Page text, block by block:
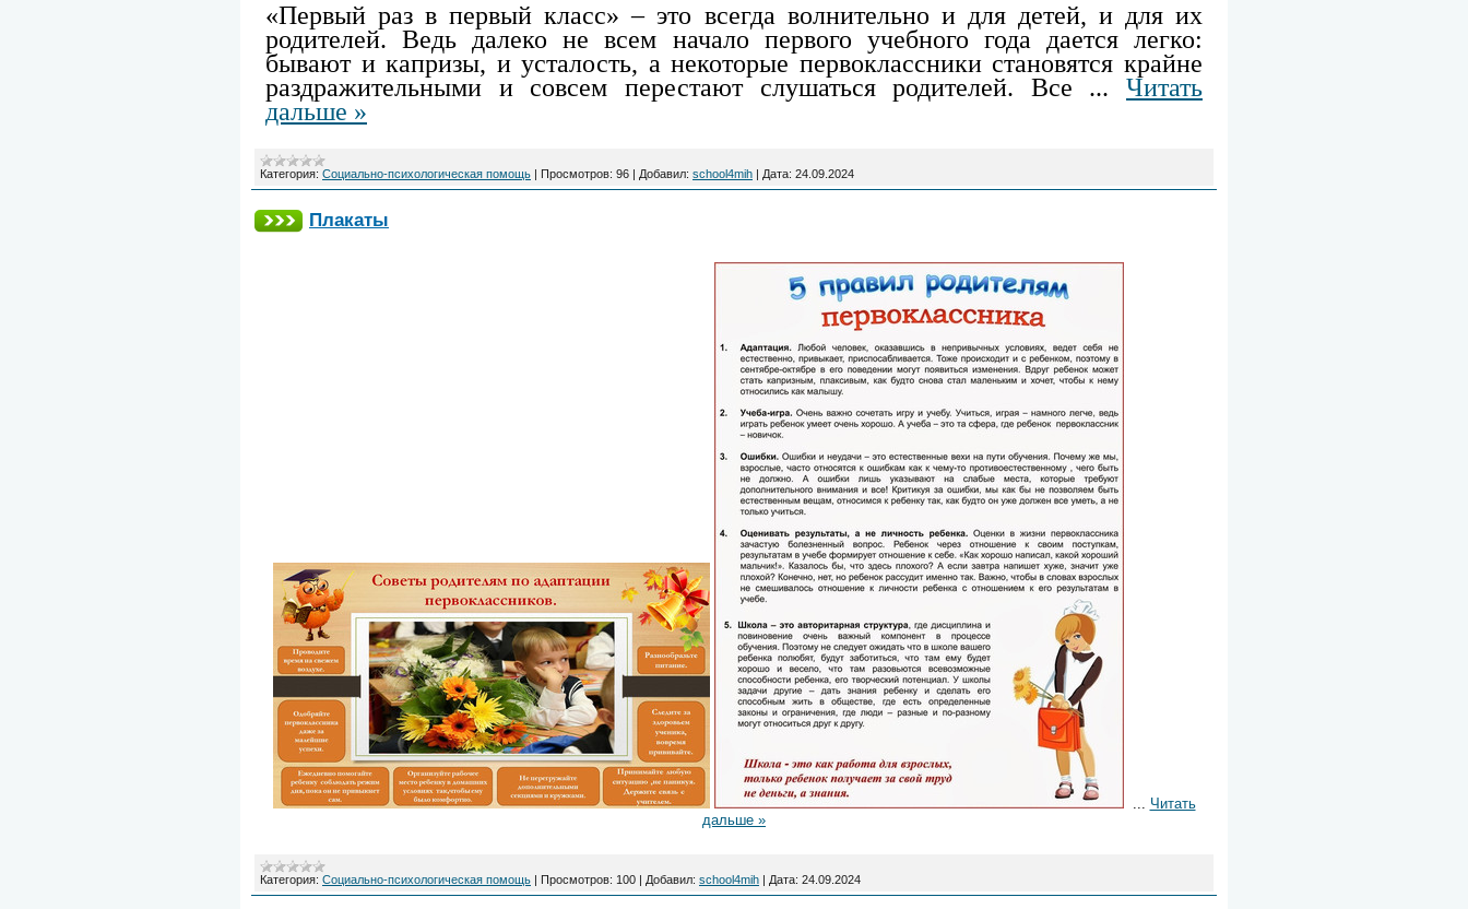
«Первый раз в первый класс» – это всегда волнительно и для детей, и для их
родителей. Ведь далеко не всем начало первого учебного года дается легко:
бывают и капризы, и усталость, а некоторые первоклассники становятся крайне
раздражительными и совсем перестают слушаться родителей. Все ... Читать
дальше »
Категория: Социально-психологическая помощь Просмотров: 96 Добавил: school4mih Дата: 24.09.2024
Плакаты
... Читать
дальше »
Категория: Социально-психологическая помощь | Просмотров: 100 | Добавил: school4mih | Дата: 24.09.2024